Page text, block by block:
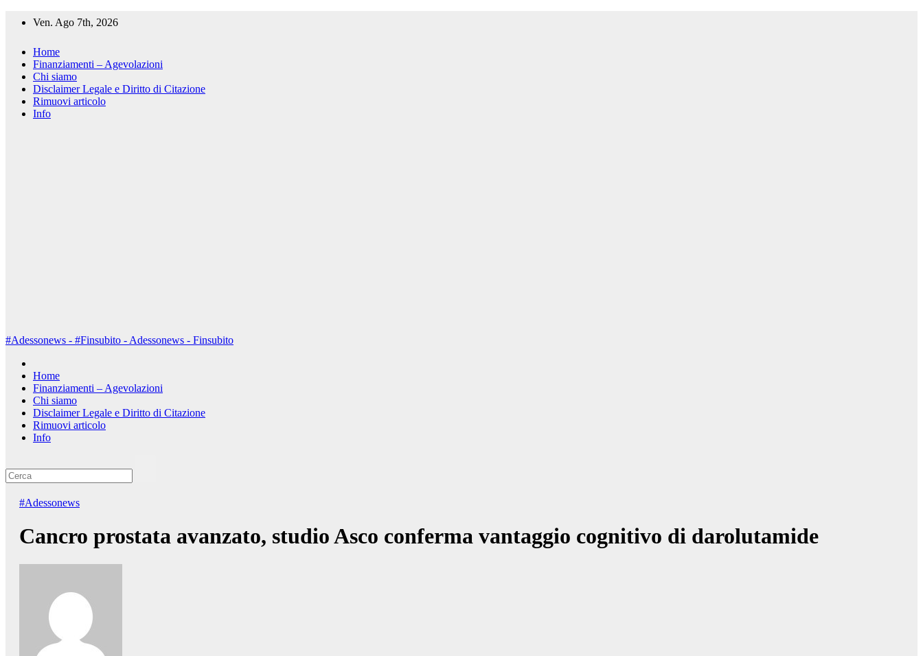
Ven. Ago 7th, 2026
Home
Finanziamenti – Agevolazioni
Chi siamo
Disclaimer Legale e Diritto di Citazione
Rimuovi articolo
Info
#Adessonews - #Finsubito - Adessonews - Finsubito
Home
Finanziamenti – Agevolazioni
Chi siamo
Disclaimer Legale e Diritto di Citazione
Rimuovi articolo
Info
#Adessonews
Cancro prostata avanzato, studio Asco conferma vantaggio cognitivo di darolutamide